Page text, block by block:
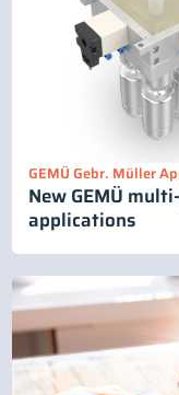
GEMÜ Gebr. Müller
New GEMÜ
applications